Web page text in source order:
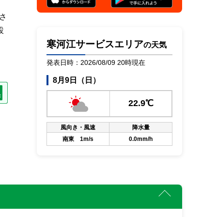
寒河江サービスエリアの天気
発表日時：2026/08/09 20時現在
8月9日（日）
22.9℃
風向き・風速
降水量
南東 1m/s
0.0mm/h